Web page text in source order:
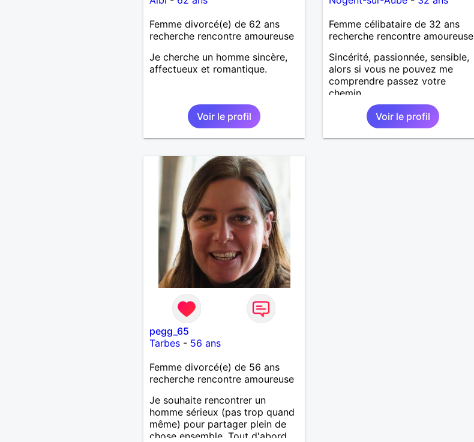
Femme divorcé(e) de 62 ans
recherche rencontre amoureuse
Je cherche un homme sincère,
affectueux et romantique.
Voir le profil
Femme célibataire de 32 ans
recherche rencontre amoureuse
Sincérité, passionnée, sensible,
alors si vous ne pouvez me
comprendre passez votre
chemin.
Voir le profil
pegg_65
Tarbes- 56 ans
Femme divorcé(e) de 56 ans
recherche rencontre amoureuse
Je souhaite rencontrer un
homme sérieux (pas trop quand
même) pour partager plein de
chose ensemble. Tout d'abord